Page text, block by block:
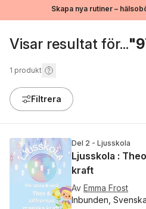
Skapa nya rutiner –
Visar resultat för...
1 produkt
Filtrera
Del 2 - Ljusskola
Ljusskola :
kraft
Av Emma Frost
Inbunden,